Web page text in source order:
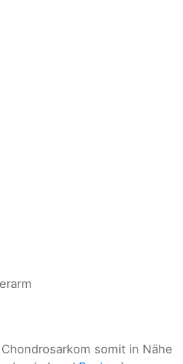
somit in Nähe